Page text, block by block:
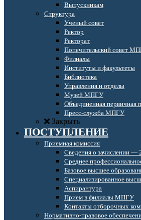
Выпускникам
Структура
Ученый совет
Ректор
Ректорат
Попечительский совет
Филиалы
Институты и факультеты
Библиотека
Управления и отделы
Музей МПГУ
Объединенная первичная
Пресс-служба МПГУ
Закрыть
ПОСТУПЛЕНИЕ
Приемная комиссия
Сведения о зачислении —
Среднее
Базовое высшее
Специализированное
Аспирантура
Прием в филиалы МПГУ
Контакты отборочных
Нормативно-правовое